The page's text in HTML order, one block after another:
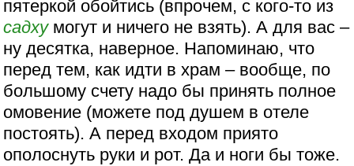
пятеркой обойтись (впрочем, с кого-то из
садхумогут и ничего не взять). А для вас –
ну десятка, наверное. Напоминаю, что
перед тем, как идти в храм – вообще, по
большому счету надо бы принять полное
омовение (можете под душем в отеле
постоять). А перед входом приято
ополоснуть руки и рот. Да и ноги бы тоже.